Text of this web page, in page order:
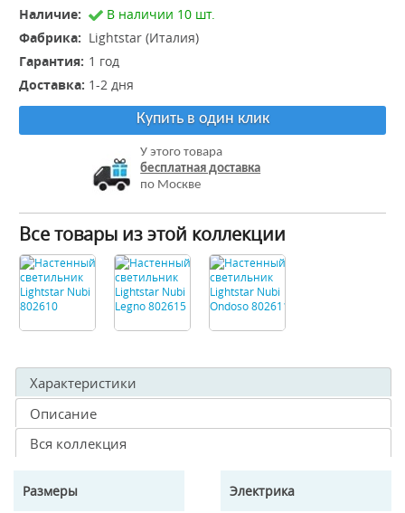
Наличие:
В наличии 10 шт.
Фабрика: Lightstar (Италия)
Гарантия: 1 год
Доставка: 1-2 дня
Купить в один клик
У этого товара
бесплатная доставка
по Москве
Все товары из этой коллекции
Характеристики
Описание
Вся коллекция
Размеры Электрика